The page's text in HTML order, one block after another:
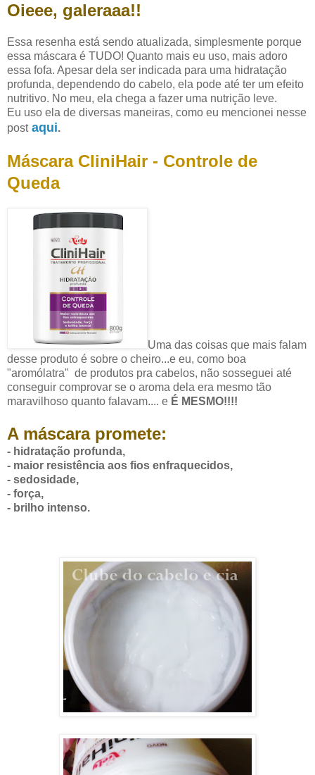
Oieee, galeraaa!!
Essa resenha está sendo atualizada, simplesmente porque
essa máscara é TUDO! Quanto mais eu uso, mais adoro
essa fofa. Apesar dela ser indicada para uma hidratação
profunda, dependendo do cabelo, ela pode até ter um efeito
nutritivo. No meu, ela chega a fazer uma nutrição leve.
Eu uso ela de diversas maneiras, como eu mencionei nesse
postaqui.
Máscara CliniHair - Controle de
Queda
Uma das coisas que mais falam
desse produto é sobre o cheiro...e eu, como boa
"aromólatra" de produtos pra cabelos, não sosseguei até
conseguir comprovar se o aroma dela era mesmo tão
maravilhoso quanto falavam.... e É MESMO!!!!
A máscara promete:
- hidratação profunda,
- maior resistência aos fios enfraquecidos,
- sedosidade,
- força,
- brilho intenso.